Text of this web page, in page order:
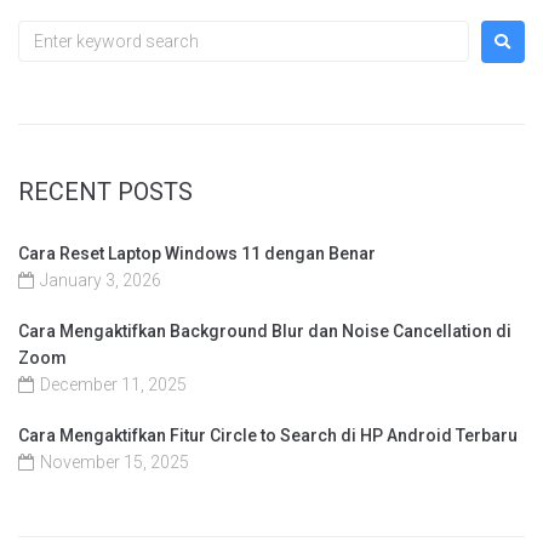
RECENT POSTS
Cara Reset Laptop Windows 11 dengan Benar
January 3, 2026
Cara Mengaktifkan Background Blur dan Noise Cancellation di
Zoom
December 11, 2025
Cara Mengaktifkan Fitur Circle to Search di HP Android Terbaru
November 15, 2025